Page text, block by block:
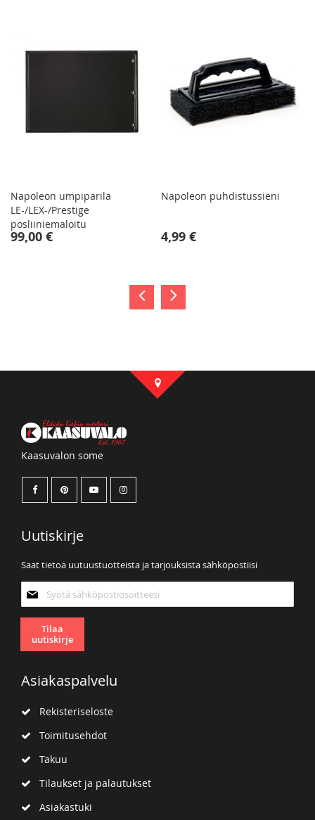
Napoleon umpiparila
LE-/LEX-/Prestige
posliiniemaloitu
99,00 €
Napoleon puhdistussieni
4,99 €
Kaasuvalon some
Uutiskirje
Saat tietoa uutuustuotteista ja tarjouksista sähköpostiisi
uutiskirjeemme:
Tilaa
uutiskirje
Asiakaspalvelu
Rekisteriseloste
Toimitusehdot
Takuu
Tilaukset ja palautukset
Asiakastuki